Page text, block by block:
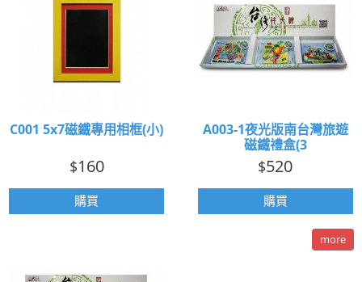
C001 5x7磁鐵專用相框(小)
$160
購買
A003-1夜光版南台灣旅遊
磁鐵禮盒(3
$520
購買
more